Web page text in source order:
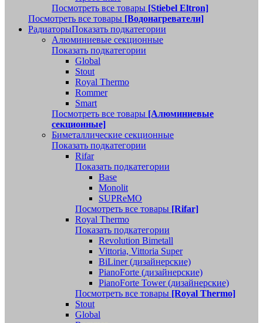
Посмотреть все товары [Stiebel Eltron]
Посмотреть все товары [Водонагреватели]
РадиаторыПоказать подкатегории
Алюминиевые секционные
Показать подкатегории
Global
Stout
Royal Thermo
Rommer
Smart
Посмотреть все товары [Алюминиевые
секционные]
Биметаллические секционные
Показать подкатегории
Rifar
Показать подкатегории
Base
Monolit
SUPReMO
Посмотреть все товары [Rifar]
Royal Thermo
Показать подкатегории
Revolution Bimetall
Vittoria, Vittoria Super
BiLiner (дизайнерские)
PianoForte (дизайнерские)
PianoForte Tower (дизайнерские)
Посмотреть все товары [Royal Thermo]
Stout
Global